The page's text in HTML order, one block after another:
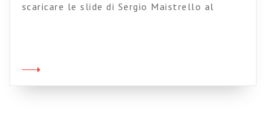
scaricare le slide di Sergio Maistrello al